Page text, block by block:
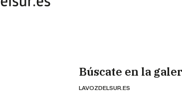
Búscate en la
LAVOZDELSUR.ES